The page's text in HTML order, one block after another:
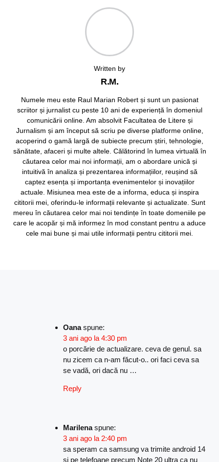
Written by
R.M.
Numele meu este Raul Marian Robert și sunt un pasionat
scriitor și jurnalist cu peste 10 ani de experiență în domeniul
comunicării online. Am absolvit Facultatea de Litere și
Jurnalism și am început să scriu pe diverse platforme online,
acoperind o gamă largă de subiecte precum știri, tehnologie,
sănătate, afaceri și multe altele. Călătorind în lumea virtuală în
căutarea celor mai noi informații, am o abordare unică și
intuitivă în analiza și prezentarea informațiilor, reușind să
captez esența și importanța evenimentelor și inovațiilor
actuale. Misiunea mea este de a informa, educa și inspira
cititorii mei, oferindu-le informații relevante și actualizate. Sunt
mereu în căutarea celor mai noi tendințe în toate domeniile pe
care le acopăr și mă informez în mod constant pentru a aduce
cele mai bune și mai utile informații pentru cititorii mei.
Oana spune:
3 ani ago la 4:30 pm
o porcărie de actualizare. ceva de genul. sa
nu zicem ca n-am făcut-o.. ori faci ceva sa
se vadă, ori dacă nu …
Reply
Marilena spune:
3 ani ago la 2:40 pm
sa speram ca samsung va trimite android 14
si pe telefoane precum Note 20 ultra ca nu